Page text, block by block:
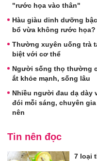
"rước họa vào thân"
Hàu giàu dinh dưỡng
bổ vừa không rước họa?
Thường xuyên uống trà
biệt với cơ thể
Người sống thọ thường
ắt khỏe mạnh, sống lâu
Nhiều người đau dạ dày
đói mỗi sáng, chuyên
nên
Tin nên đọc
7 loại